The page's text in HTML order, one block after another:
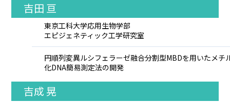
吉田 亘
東京工科大学応用生物学部
エピジェネティック工学研究室
円順列変異ルシフェラーゼ融合分割型MBDを用いたメチ
化DNA簡易測定法の開発
吉成 晃